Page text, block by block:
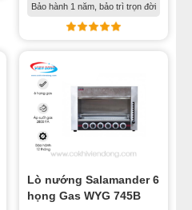
Bảo hành 1 năm, bảo trì trọn đời
Lò nướng Salamander 6
họng Gas WYG 745B